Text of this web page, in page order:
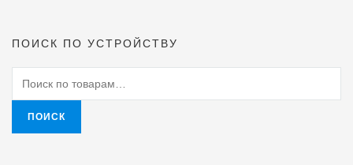
ПОИСК ПО УСТРОЙСТВУ
ПОИСК